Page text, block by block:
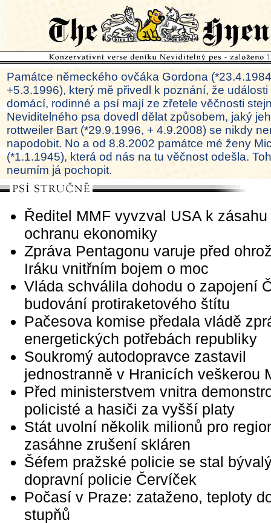
Památce německého ovčáka Gordona
+5.3.1996), který mě přivedl k poznání, že
domácí, rodinné a psí mají ze zřetele věčnosti
Neviditelného psa dovedl dělat způsobem, jaký
rottweiler Bart (*29.9.1996, + 4.9.2008) se nikdy
napodobit. No a od 8.8.2002 památce mé ženy
(*1.1.1945), která od nás na tu věčnost odešla.
neumím já pochopit.
Ředitel MMF vyvzval USA k zásahu
ochranu ekonomiky
Zpráva Pentagonu varuje před
Iráku vnitřním bojem o moc
Vláda schválila dohodu o zapojení
budování protiraketového štítu
Pačesova komise předala vládě
energetických potřebách republiky
Soukromý autodopravce zastavil
jednostranně v Hranicích veškerou
Před ministerstvem vnitra
policisté a hasiči za vyšší platy
Stát uvolní několik milionů pro
zasáhne zrušení skláren
Šéfem pražské policie se stal
dopravní policie Červíček
Počasí v Praze: zataženo, teploty
stupňů